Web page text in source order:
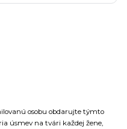
osobu obdarujte týmto
úsmev na tvári každej žene,